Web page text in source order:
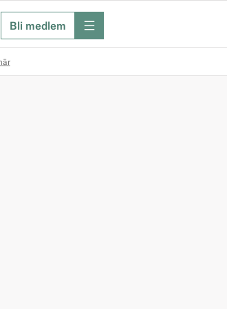
Bli medlem meny